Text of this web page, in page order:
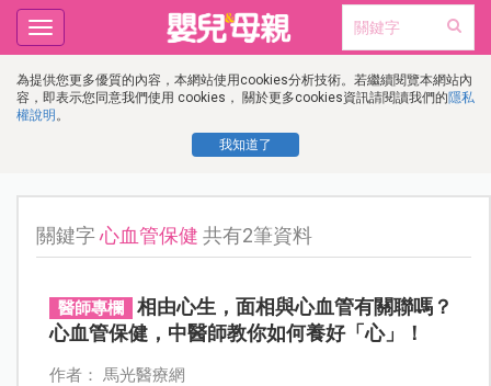
為提供您更多優質的內容，本網站使用cookies分析技術。若繼續閱覽本網站內
容，即表示您同意我們使用 cookies， 關於更多cookies資訊請閱讀我們的隱私
權說明 。
我知道了
Toggle
navigation
關鍵字心血管保健 共有2筆資料
醫師專欄
相由心生，面相與心血管有關聯嗎？
心血管保健，中醫師教你如何養好「心」！
作者： 馬光醫療網